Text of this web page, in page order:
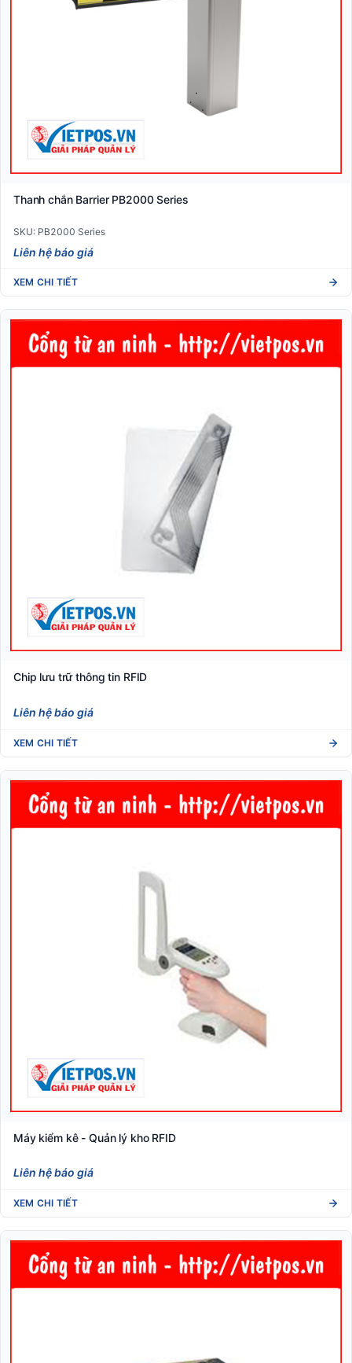
Thanh chắn Barrier PB2000 Series
SKU: PB2000 Series
Liên hệ báo giá
XEM CHI TIẾT
Chip lưu trữ thông tin RFID
Liên hệ báo giá
XEM CHI TIẾT
Máy kiểm kê - Quản lý kho RFID
Liên hệ báo giá
XEM CHI TIẾT